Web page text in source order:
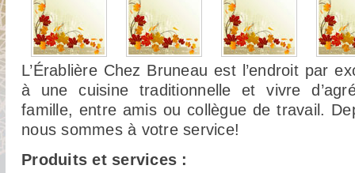
L’Érablière Chez Bruneau est l’endroit par
à une cuisine traditionnelle et vivre
famille, entre amis ou collègue de travail.
nous sommes à votre service!
Produits et services :